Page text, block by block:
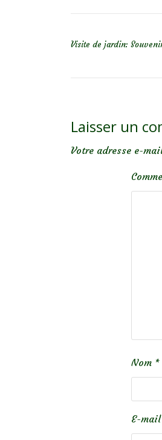
Visite de jardin:
Laisser un
Votre adresse e-
Nom *
E-mail